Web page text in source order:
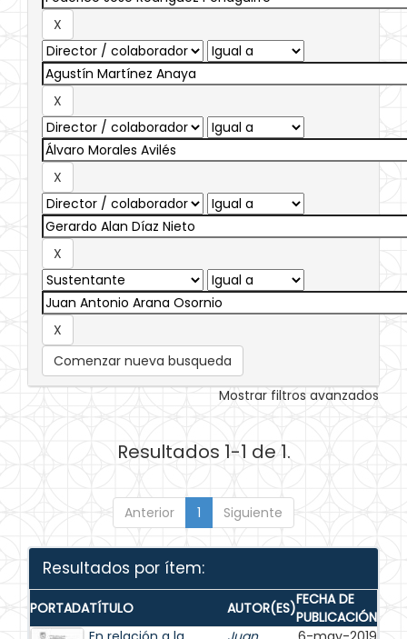
Comenzar nueva busqueda
Mostrar filtros avanzados
Resultados 1-1 de 1.
Anterior 1 Siguiente
Resultados por ítem:
PORTADATÍTULO AUTOR(ES)FECHA DE
PUBLICACIÓN